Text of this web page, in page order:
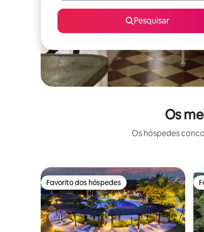
Pesquisar
Os
Os hóspedes
Favorito dos hóspedes
Favorito dos hóspedes